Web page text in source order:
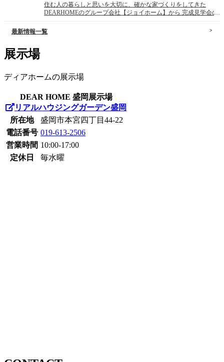
住む人の暮らしと思いを大切に、確かな家づくりをしてきた
DEARHOMEのグループ会社【ジョイホーム】から 完成見学会の
～* ～*～*～*～*～*～*～*～*～*～*～*～*～*～*～* 20 […]
最新情報一覧
展示場
ディアホームの展示場
DEAR HOME 盛岡展示場
リアルハウジングガーデン盛岡
所在地
盛岡市本宮四丁目44-22
電話番号 019-613-2506
営業時間 10:00-17:00
定休日
毎水曜